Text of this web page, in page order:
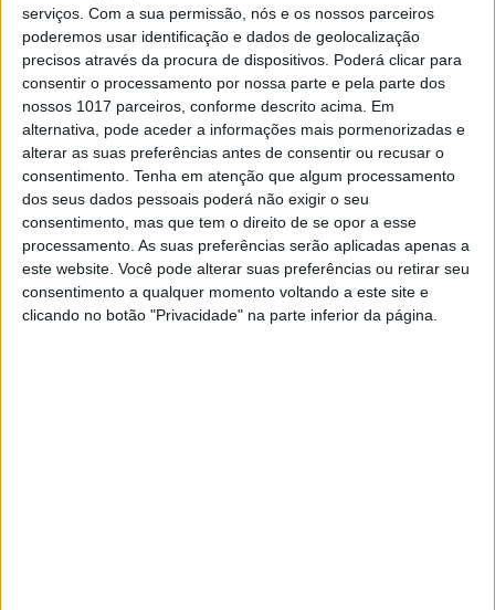
serviços. Com a sua permissão, nós e os nossos parceiros
poderemos usar identificação e dados de geolocalização
precisos através da procura de dispositivos. Poderá clicar para
consentir o processamento por nossa parte e pela parte dos
nossos 1017 parceiros, conforme descrito acima. Em
alternativa, pode aceder a informações mais pormenorizadas e
alterar as suas preferências antes de consentir ou recusar o
consentimento. Tenha em atenção que algum processamento
dos seus dados pessoais poderá não exigir o seu
consentimento, mas que tem o direito de se opor a esse
processamento. As suas preferências serão aplicadas apenas a
este website. Você pode alterar suas preferências ou retirar seu
consentimento a qualquer momento voltando a este site e
clicando no botão "Privacidade" na parte inferior da página.
SOCIEDADE EXCLUSIVO
A resistência do País rural: Outras
lutas em curso, além do Barrosso